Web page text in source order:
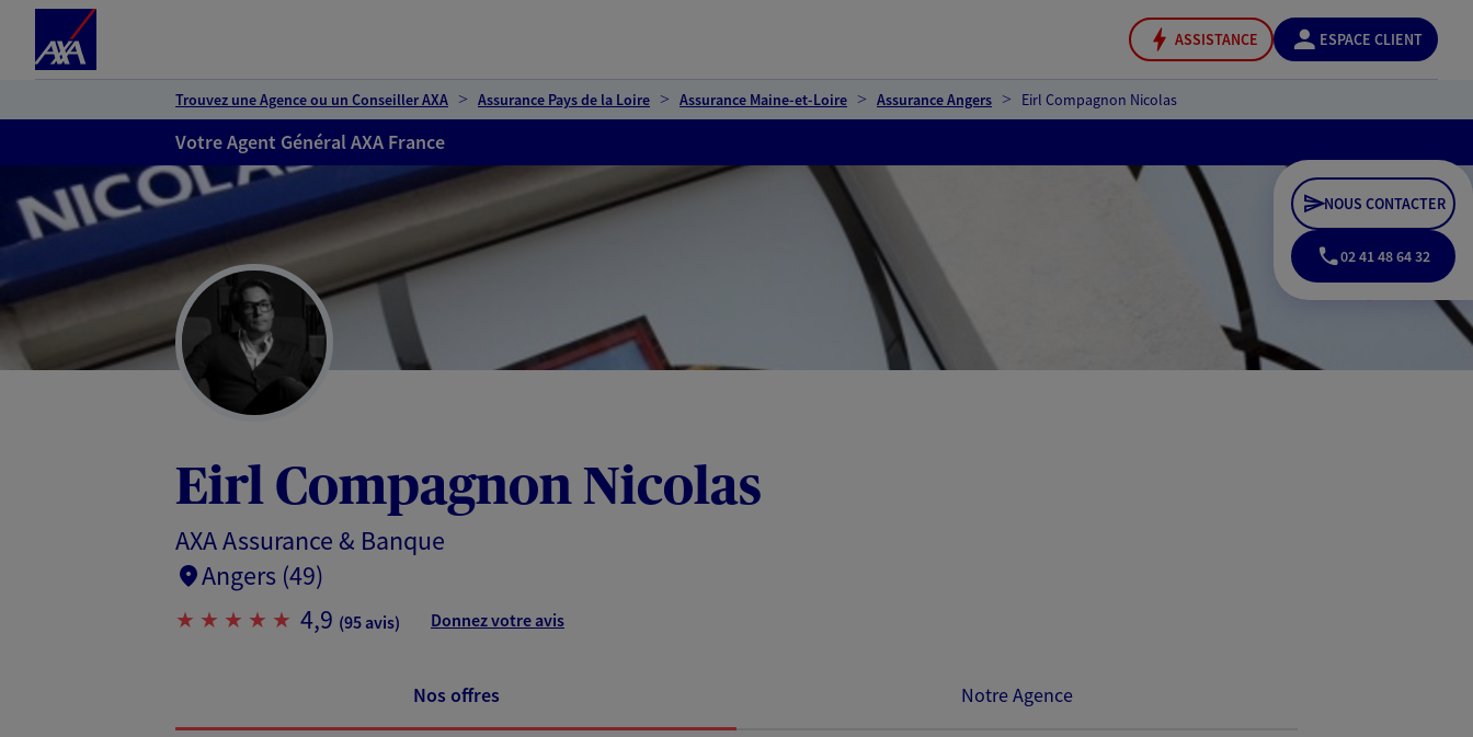
ASSISTANCE ESPACE CLIENT
Trouvez une Agence ou un Conseiller AXA Assurance Pays de la Loire Assurance Maine-et-Loire Assurance Angers Eirl Compagnon Nicolas
Votre Agent Général AXA France
Eirl Compagnon Nicolas
AXA Assurance & Banque
Angers (49)
4,9 (95 avis) Donnez votre avis
NOUS CONTACTER
02 41 48 64 32
Nos offres Notre Agence